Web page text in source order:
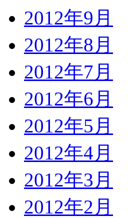
2012年9月
2012年8月
2012年7月
2012年6月
2012年5月
2012年4月
2012年3月
2012年2月